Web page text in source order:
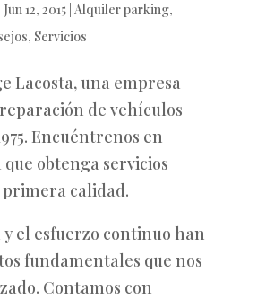
Jun 12, 2015| Alquiler parking,
, Servicios
Lacosta, una empresa
de vehículos
Encuéntrenos en
obtenga servicios
primera calidad.
el esfuerzo continuo han
fundamentales que nos
Contamos con